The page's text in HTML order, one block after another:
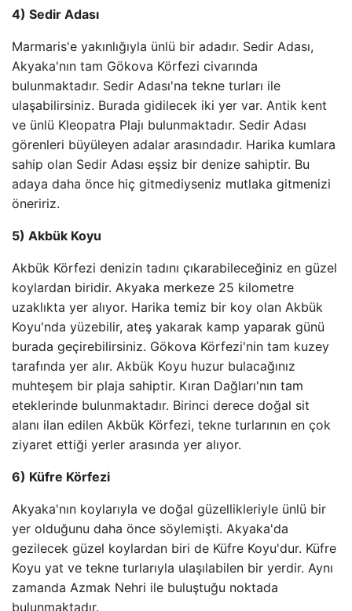
4) Sedir Adası
Marmaris'e yakınlığıyla ünlü bir adadır. Sedir Adası,
Akyaka'nın tam Gökova Körfezi civarında
bulunmaktadır. Sedir Adası'na tekne turları ile
ulaşabilirsiniz. Burada gidilecek iki yer var. Antik kent
ve ünlü Kleopatra Plajı bulunmaktadır. Sedir Adası
görenleri büyüleyen adalar arasındadır. Harika kumlara
sahip olan Sedir Adası eşsiz bir denize sahiptir. Bu
adaya daha önce hiç gitmediyseniz mutlaka gitmenizi
öneririz.
5) Akbük Koyu
Akbük Körfezi denizin tadını çıkarabileceğiniz en güzel
koylardan biridir. Akyaka merkeze 25 kilometre
uzaklıkta yer alıyor. Harika temiz bir koy olan Akbük
Koyu'nda yüzebilir, ateş yakarak kamp yaparak günü
burada geçirebilirsiniz. Gökova Körfezi'nin tam kuzey
tarafında yer alır. Akbük Koyu huzur bulacağınız
muhteşem bir plaja sahiptir. Kıran Dağları'nın tam
eteklerinde bulunmaktadır. Birinci derece doğal sit
alanı ilan edilen Akbük Körfezi, tekne turlarının en çok
ziyaret ettiği yerler arasında yer alıyor.
6) Küfre Körfezi
Akyaka'nın koylarıyla ve doğal güzellikleriyle ünlü bir
yer olduğunu daha önce söylemişti. Akyaka'da
gezilecek güzel koylardan biri de Küfre Koyu'dur. Küfre
Koyu yat ve tekne turlarıyla ulaşılabilen bir yerdir. Aynı
zamanda Azmak Nehri ile buluştuğu noktada
bulunmaktadır.